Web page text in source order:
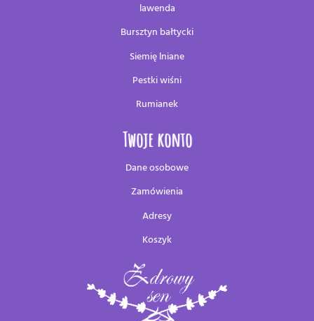
lawenda
Bursztyn bałtycki
Siemię lniane
Pestki wiśni
Rumianek
Twoje konto
Dane osobowe
Zamówienia
Adresy
Koszyk